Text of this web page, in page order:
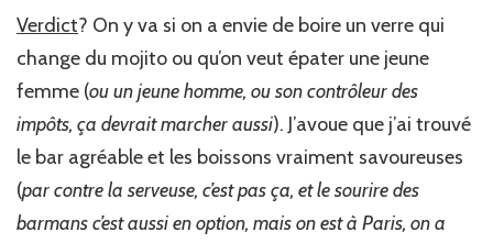
Verdict? On y va si on a envie de boire un verre qui
change du mojito ou qu’on veut épater une jeune
femme (ou un jeune homme, ou son contrôleur des
impôts, ça devrait marcher aussi). J’avoue que j’ai trouvé
le bar agréable et les boissons vraiment savoureuses
(par contre la serveuse, c’est pas ça, et le sourire des
barmans c’est aussi en option, mais on est à Paris, on a